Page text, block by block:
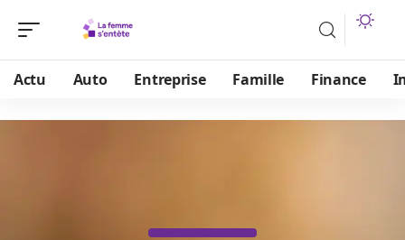
Actu Auto Entreprise Famille Finance